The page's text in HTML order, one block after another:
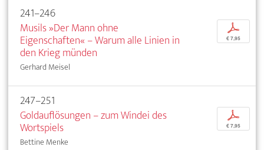
241–246
Musils »Der Mann ohne
Eigenschaften« – Warum alle Linien in
den Krieg münden
Gerhard Meisel
p
€ 7,95
247–251
Goldauflösungen – zum Windei des
Wortspiels
Bettine Menke
p
€ 7,95